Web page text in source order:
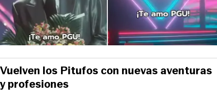
Vuelven los Pitufos con nuevas aventuras
y profesiones